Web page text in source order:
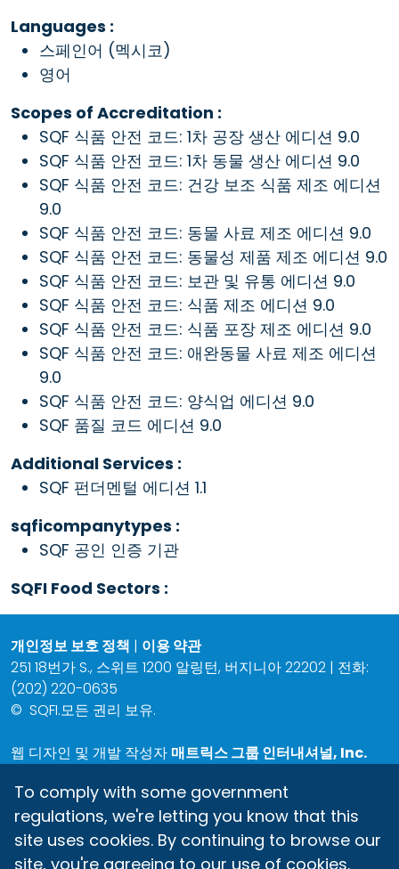
Languages :
스페인어 (멕시코)
영어
Scopes of Accreditation :
SQF 식품 안전 코드: 1차 공장 생산 에디션 9.0
SQF 식품 안전 코드: 1차 동물 생산 에디션 9.0
SQF 식품 안전 코드: 건강 보조 식품 제조 에디션
9.0
SQF 식품 안전 코드: 동물 사료 제조 에디션 9.0
SQF 식품 안전 코드: 동물성 제품 제조 에디션 9.0
SQF 식품 안전 코드: 보관 및 유통 에디션 9.0
SQF 식품 안전 코드: 식품 제조 에디션 9.0
SQF 식품 안전 코드: 식품 포장 제조 에디션 9.0
SQF 식품 안전 코드: 애완동물 사료 제조 에디션
9.0
SQF 식품 안전 코드: 양식업 에디션 9.0
SQF 품질 코드 에디션 9.0
Additional Services :
SQF 펀더멘털 에디션 1.1
sqficompanytypes :
SQF 공인 인증 기관
SQFI Food Sectors :
개인정보 보호 정책 | 이용 약관
251 18번가 S., 스위트 1200 알링턴, 버지니아 22202 | 전화:
(202) 220-0635
© SQFI.모든 권리 보유.
웹 디자인 및 개발 작성자 매트릭스 그룹 인터내셔널, Inc.
To comply with some government
regulations, we're letting you know that this
site uses cookies. By continuing to browse our
site, you're agreeing to our use of cookies.